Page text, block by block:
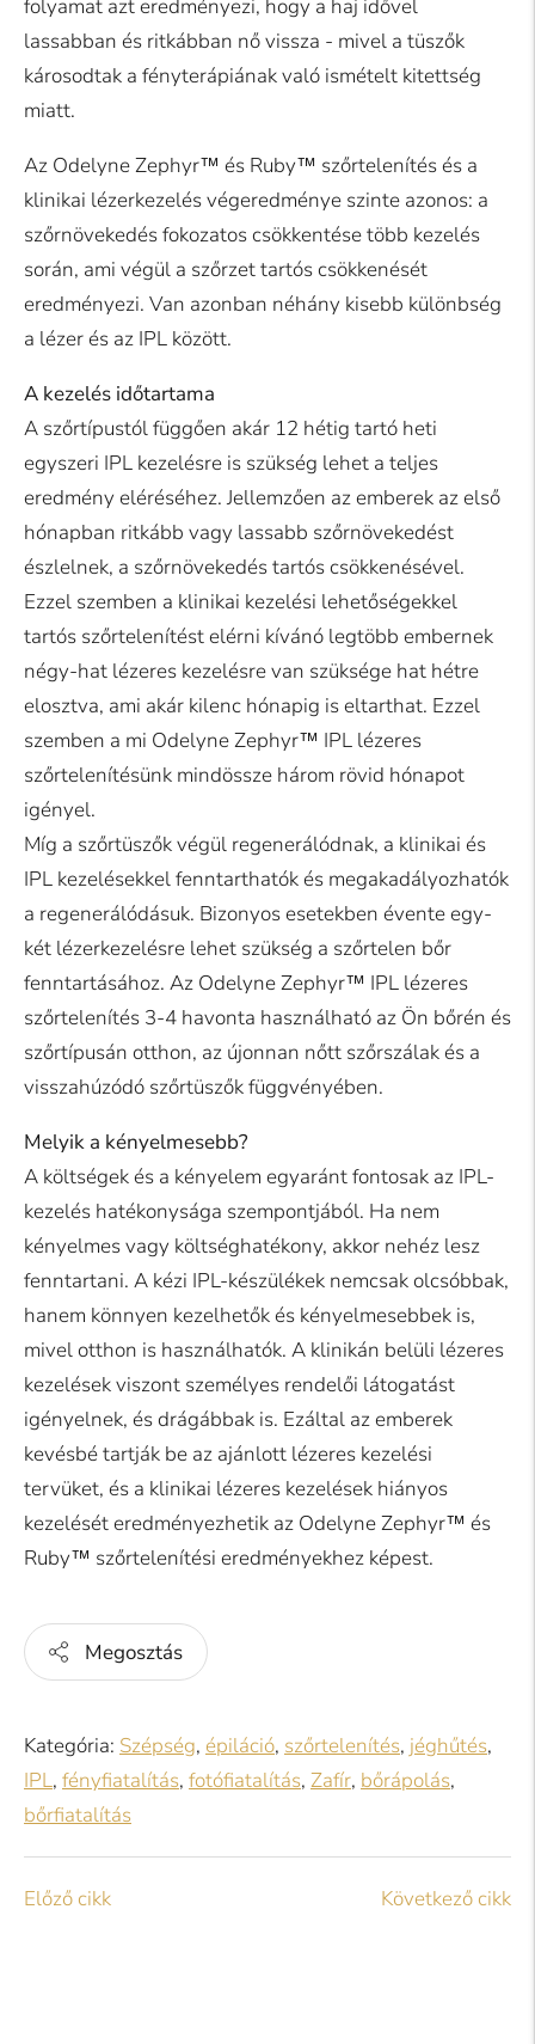
folyamat azt eredményezi, hogy a haj idővel
lassabban és ritkábban nő vissza - mivel a tüszők
károsodtak a fényterápiának való ismételt kitettség
miatt.
Az Odelyne Zephyr™ és Ruby™ szőrtelenítés és a
klinikai lézerkezelés végeredménye szinte azonos: a
szőrnövekedés fokozatos csökkentése több kezelés
során, ami végül a szőrzet tartós csökkenését
eredményezi. Van azonban néhány kisebb különbség
a lézer és az IPL között.
A kezelés időtartama
A szőrtípustól függően akár 12 hétig tartó heti
egyszeri IPL kezelésre is szükség lehet a teljes
eredmény eléréséhez. Jellemzően az emberek az első
hónapban ritkább vagy lassabb szőrnövekedést
észlelnek, a szőrnövekedés tartós csökkenésével.
Ezzel szemben a klinikai kezelési lehetőségekkel
tartós szőrtelenítést elérni kívánó legtöbb embernek
négy-hat lézeres kezelésre van szüksége hat hétre
elosztva, ami akár kilenc hónapig is eltarthat. Ezzel
szemben a mi Odelyne Zephyr™ IPL lézeres
szőrtelenítésünk mindössze három rövid hónapot
igényel.
Míg a szőrtüszők végül regenerálódnak, a klinikai és
IPL kezelésekkel fenntarthatók és megakadályozhatók
a regenerálódásuk. Bizonyos esetekben évente egy-
két lézerkezelésre lehet szükség a szőrtelen bőr
fenntartásához. Az Odelyne Zephyr™ IPL lézeres
szőrtelenítés 3-4 havonta használható az Ön bőrén és
szőrtípusán otthon, az újonnan nőtt szőrszálak és a
visszahúzódó szőrtüszők függvényében.
Melyik a kényelmesebb?
A költségek és a kényelem egyaránt fontosak az IPL-
kezelés hatékonysága szempontjából. Ha nem
kényelmes vagy költséghatékony, akkor nehéz lesz
fenntartani. A kézi IPL-készülékek nemcsak olcsóbbak,
hanem könnyen kezelhetők és kényelmesebbek is,
mivel otthon is használhatók. A klinikán belüli lézeres
kezelések viszont személyes rendelői látogatást
igényelnek, és drágábbak is. Ezáltal az emberek
kevésbé tartják be az ajánlott lézeres kezelési
tervüket, és a klinikai lézeres kezelések hiányos
kezelését eredményezhetik az Odelyne Zephyr™ és
Ruby™ szőrtelenítési eredményekhez képest.
Megosztás
Kategória: Szépség, épiláció, szőrtelenítés, jéghűtés,
IPL, fényfiatalítás, fotófiatalítás, Zafír, bőrápolás,
bőrfiatalítás
Előző cikk Következő cikk